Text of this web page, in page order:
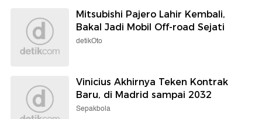
Mitsubishi Pajero Lahir Kembali,
Bakal Jadi Mobil Off-road Sejati
detikOto
Vinicius Akhirnya Teken Kontrak
Baru, di Madrid sampai 2032
Sepakbola